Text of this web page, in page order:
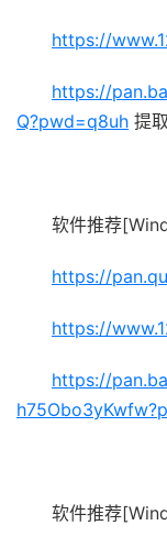
https://
https://
Q?pwd=q8uh 提
软件推荐
https://
https://
https://
软件推荐